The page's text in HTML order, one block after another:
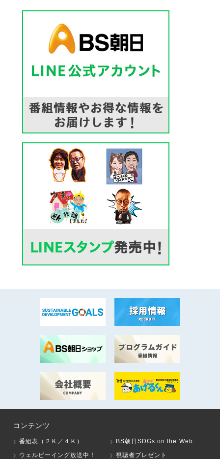
コンテンツ
番組表（２Ｋ／４Ｋ）
BS朝日SDGs on the Web
ウェルビーイング放送中！
視聴者プレゼント